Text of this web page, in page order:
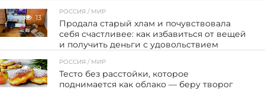
13
РОССИЯ / МИР
Продала старый хлам и почувствовала
себя счастливее: как избавиться от вещей
и получить деньги с удовольствием
89
РОССИЯ / МИР
Тесто без расстойки, которое
поднимается как облако — беру творог